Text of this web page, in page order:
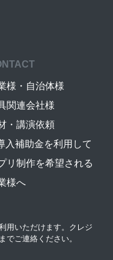
様・自治体様
関連会社様
・講演依頼
入補助金を利用して
リ制作を希望される
様へ
用いただけます。クレジ
でご連絡ください。